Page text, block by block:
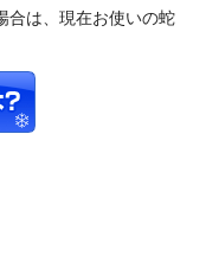
合は、現在お使いの蛇